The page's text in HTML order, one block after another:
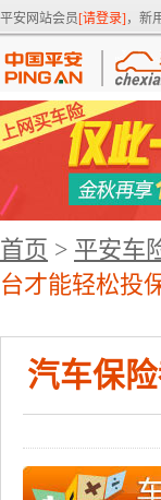
平安网站会员[请登录] ，新
首页 > 平安车
台才能轻松投
汽车保